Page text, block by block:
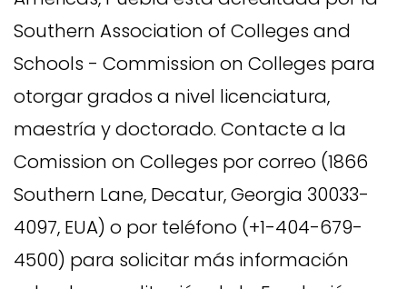
Southern Association of Colleges and
Schools - Commission on Colleges para
otorgar grados a nivel licenciatura,
maestría y doctorado. Contacte a la
Comission on Colleges por correo (1866
Southern Lane, Decatur, Georgia 30033-
4097, EUA) o por teléfono (+1-404-679-
4500) para solicitar más información